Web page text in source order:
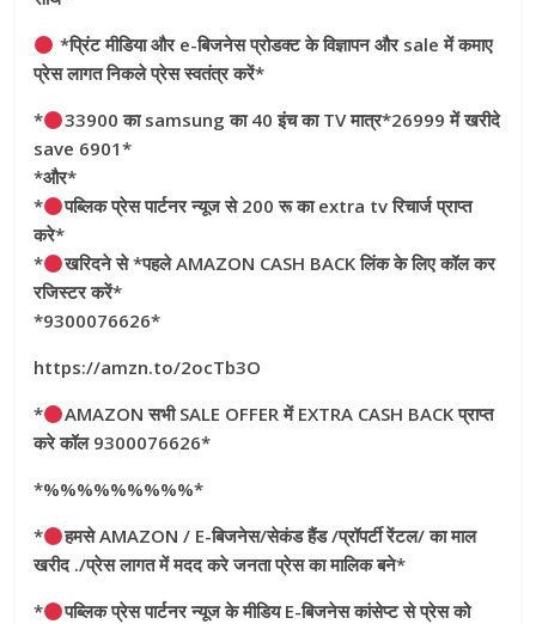
*प्रिंट मीडिया और e-बिजनेस प्रोडक्ट के विज्ञापन और sale में कमाए
प्रेस लागत निकले प्रेस स्वतंत्र करें*
*
33900 का samsung का 40 इंच का TV मात्र*26999 में खरीदे
save 6901*
*और*
*
पब्लिक प्रेस पार्टनर न्यूज से 200 रू का extra tv रिचार्ज प्राप्त
करे*
*
खरिदने से *पहले AMAZON CASH BACK लिंक के लिए कॉल कर
रजिस्टर करें*
*9300076626*
https://amzn.to/2ocTb3O
*
AMAZON सभी SALE OFFER में EXTRA CASH BACK प्राप्त
करे कॉल 9300076626*
*%%%%%%%%%*
*
हमसे AMAZON / E-बिजनेस/सेकंड हैंड /प्रॉपर्टी रेंटल/ का माल
खरीद ./प्रेस लागत में मदद करे जनता प्रेस का मालिक बने*
*
पब्लिक प्रेस पार्टनर न्यूज के मीडिय E-बिजनेस कांसेप्ट से प्रेस को